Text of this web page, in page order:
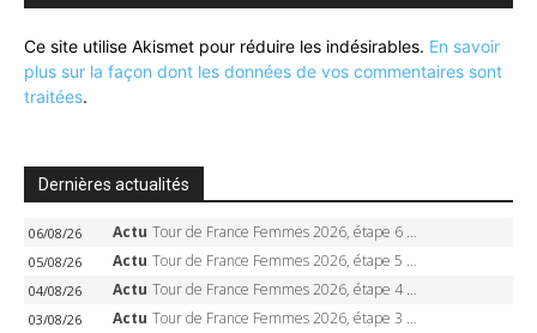
Ce site utilise Akismet pour réduire les indésirables. En savoir
plus sur la façon dont les données de vos commentaires sont
traitées.
Dernières actualités
06/08/26 Actu Tour de France Femmes 2026, étape 6 – Kim Le Court-Pienaar gagne à Tournon, Reusser en jaune
05/08/26 Actu Tour de France Femmes 2026, étape 5 – Demi Vollering gagne à Belleville, Reusser en jaune, Ferrand-Prévot coule
04/08/26 Actu Tour de France Femmes 2026, étape 4 – Marlen Reusser écrase le chrono, Ferrand-Prévot en crise
03/08/26 Actu Tour de France Femmes 2026, étape 3 – Sigrid Haugset en solitaire, 88 km d’échappée, maillot jaune